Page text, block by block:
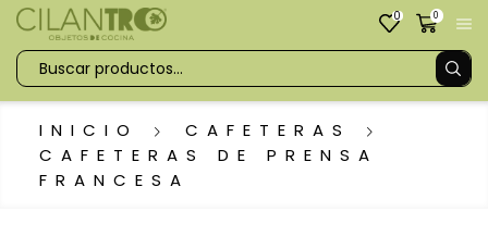
0 0
INICIO
CAFETERAS
CAFETERAS DE PRENSA
FRANCESA